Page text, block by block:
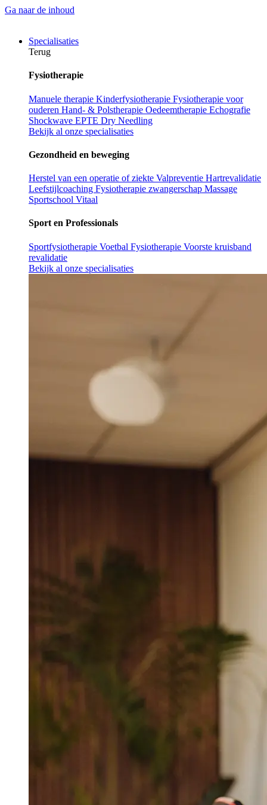
Ga naar de inhoud
Specialisaties
Terug
Fysiotherapie
Manuele therapie Kinderfysiotherapie Fysiotherapie voor
ouderen Hand- & Polstherapie Oedeemtherapie Echografie
Shockwave EPTE Dry Needling
Bekijk al onze specialisaties
Gezondheid en beweging
Herstel van een operatie of ziekte Valpreventie Hartrevalidatie
Leefstijlcoaching Fysiotherapie zwangerschap Massage
Sportschool Vitaal
Sport en Professionals
Sportfysiotherapie Voetbal Fysiotherapie Voorste kruisband
revalidatie
Bekijk al onze specialisaties